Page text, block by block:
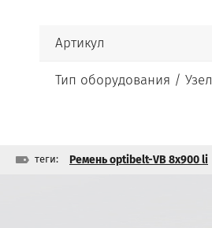
Артикул
Тип оборудования / Узел
теги: Ремень optibelt-VB 8x900 li